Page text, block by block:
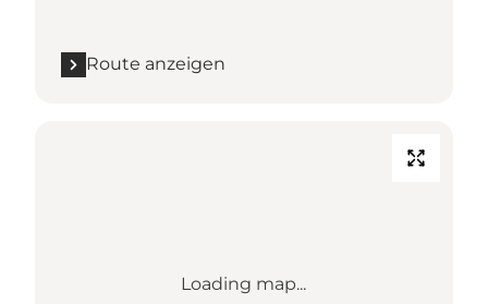
Route anzeigen
Loading map...